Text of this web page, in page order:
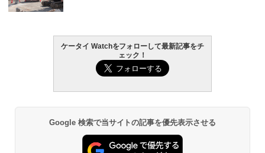
ケータイ Watchをフォローして最新記事をチ
ェック！
Google 検索で当サイトの記事を優先表示させる